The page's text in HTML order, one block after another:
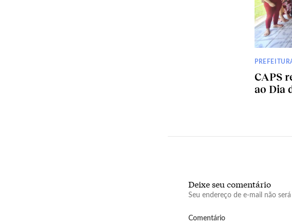
CAPS
ao Dia
Deixe seu comentário
Seu endereço de e-mail não
Comentário